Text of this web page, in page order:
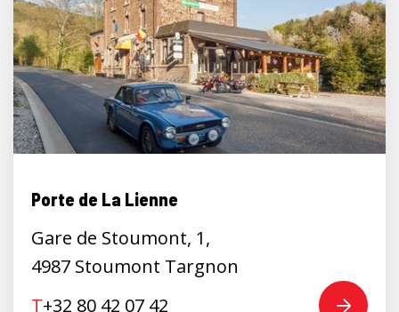
Porte de La Lienne
Gare de Stoumont, 1,
4987 Stoumont Targnon
T+32 80 42 07 42